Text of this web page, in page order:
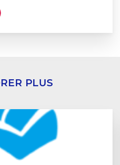
PLUS